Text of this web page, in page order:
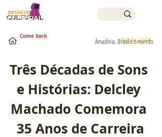
Sep 19, 2024
Amazônia, Brasil e o mundo.
Come back
Três Décadas de Sons
e Histórias: Delcley
Machado Comemora
35 Anos de Carreira